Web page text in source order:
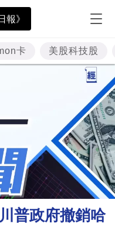
報》
卡 美股科技股
普政府撤銷哈